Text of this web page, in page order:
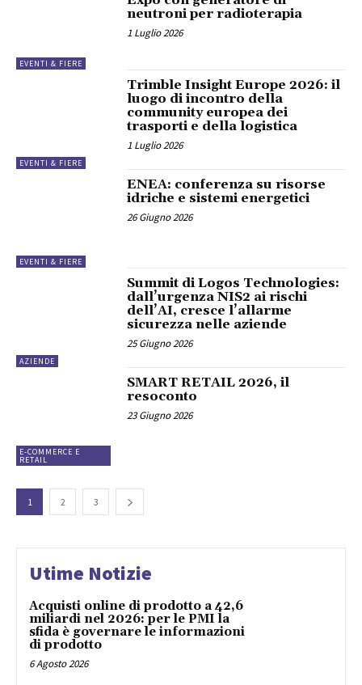
EVENTI & FIERE
neutroni per radioterapia
1 Luglio 2026
EVENTI & FIERE
Trimble Insight Europe 2026: il
luogo di incontro della
community europea dei
trasporti e della logistica
1 Luglio 2026
EVENTI & FIERE
ENEA: conferenza su risorse
idriche e sistemi energetici
26 Giugno 2026
AZIENDE
Summit di Logos Technologies:
dall’urgenza NIS2 ai rischi
dell’AI, cresce l’allarme
sicurezza nelle aziende
25 Giugno 2026
E-COMMERCE E
RETAIL
SMART RETAIL 2026, il
resoconto
23 Giugno 2026
1 2 3
Utime Notizie
Acquisti online di prodotto a 42,6
miliardi nel 2026: per le PMI la
sfida è governare le informazioni
di prodotto
6 Agosto 2026